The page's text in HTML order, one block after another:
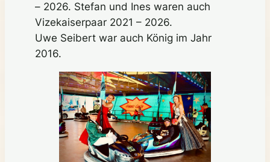
– 2026. Stefan und Ines waren auch
Vizekaiserpaar 2021 – 2026.
Uwe Seibert war auch König im Jahr
2016.